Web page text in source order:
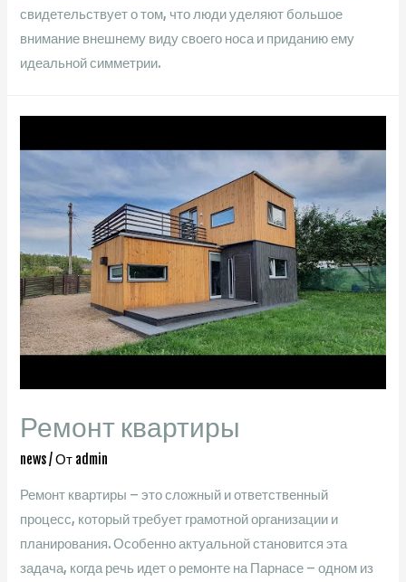
свидетельствует о том, что люди уделяют большое
внимание внешнему виду своего носа и приданию ему
идеальной симметрии.
Ремонт квартиры
news/ От admin
Ремонт квартиры – это сложный и ответственный
процесс, который требует грамотной организации и
планирования. Особенно актуальной становится эта
задача, когда речь идет о ремонте на Парнасе – одном из